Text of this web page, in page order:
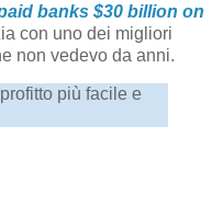
banks $30 billion on
con uno dei migliori
non vedevo da anni.
più facile e